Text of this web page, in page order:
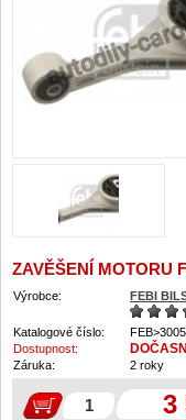
ZAVĚŠENÍ MOTORU
Výrobce: FEBI
Katalogové číslo:
Dostupnost:
Záruka: 2 roky
3